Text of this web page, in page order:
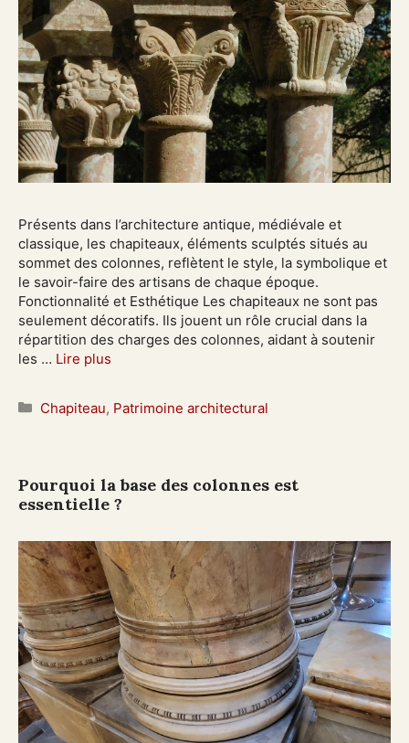
Présents dans l’architecture antique, médiévale et
classique, les chapiteaux, éléments sculptés situés au
sommet des colonnes, reflètent le style, la symbolique et
le savoir-faire des artisans de chaque époque.
Fonctionnalité et Esthétique Les chapiteaux ne sont pas
seulement décoratifs. Ils jouent un rôle crucial dans la
répartition des charges des colonnes, aidant à soutenir
les … Lire plus
Catégories
Chapiteau, Patrimoine architectural
Pourquoi la base des colonnes est
essentielle ?